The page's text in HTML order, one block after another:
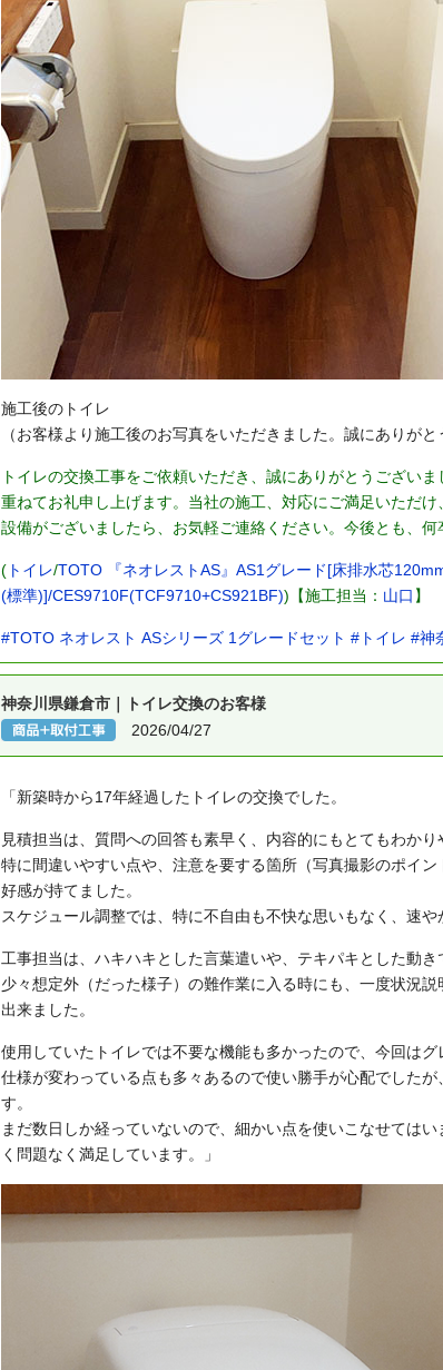
施工後のトイレ
（お客様より施工後のお写真をいただきました。誠にありがと
トイレの交換工事をご依頼いただき、誠にありがとうござい
重ねてお礼申し上げます。当社の施工、対応にご満足いただ
設備がございましたら、お気軽ご連絡ください。今後とも、何
( トイレ/TOTO 『ネオレストAS』AS1グレード[床排水芯
(標準)]/CES9710F(TCF9710+CS921BF))【施工担当： 山口 】
#TOTO ネオレスト ASシリーズ 1グレードセット #トイレ #神
神奈川県鎌倉市｜トイレ交換のお客様
2026/04/27
「新築時から17年経過したトイレの交換でした。
見積担当は、質問への回答も素早く、内容的にもとてもわかり
特に間違いやすい点や、注意を要する箇所（写真撮影のポイ
好感が持てました。
スケジュール調整では、特に不自由も不快な思いもなく、速や
工事担当は、ハキハキとした言葉遣いや、テキパキとした動き
少々想定外（だった様子）の難作業に入る時にも、一度状況
出来ました。
使用していたトイレでは不要な機能も多かったので、今回はグ
仕様が変わっている点も多々あるので使い勝手が心配でした
す。
まだ数日しか経っていないので、細かい点を使いこなせては
く問題なく満足しています。」